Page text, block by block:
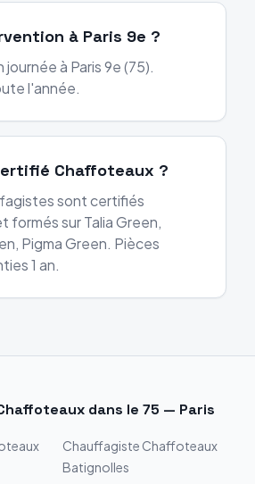
à Paris 9e ?
journée à Paris 9e (75).
l'année.
Chaffoteaux ?
sont certifiés
formés sur Talia Green,
Pigma Green. Pièces
1 an.
dans le 75 — Paris
Chauffagiste Chaffoteaux
Batignolles